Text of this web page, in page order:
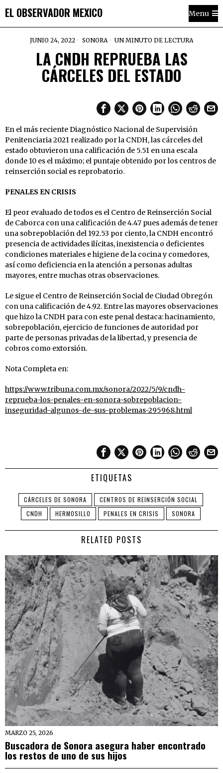
EL OBSERVADOR MEXICO Menu
JUNIO 24, 2022 SONORA UN MINUTO DE LECTURA
LA CNDH REPRUEBA LAS
CÁRCELES DEL ESTADO
En el más reciente Diagnóstico Nacional de Supervisión
Penitenciaria 2021 realizado por la CNDH, las cárceles del
estado obtuvieron una calificación de 5.51 en una escala
donde 10 es el máximo; el puntaje obtenido por los centros de
reinserción social es reprobatorio.
PENALES EN CRISIS
El peor evaluado de todos es el Centro de Reinserción Social
de Caborca con una calificación de 4.47 pues además de tener
una sobrepoblación del 192.53 por ciento, la CNDH encontró
presencia de actividades ilícitas, inexistencia o deficientes
condiciones materiales e higiene de la cocina y comedores,
así como deficiencia en la atención a personas adultas
mayores, entre muchas otras observaciones.
Le sigue el Centro de Reinserción Social de Ciudad Obregón
con una calificación de 4.92. Entre las mayores observaciones
que hizo la CNDH para con este penal destaca: hacinamiento,
sobrepoblación, ejercicio de funciones de autoridad por
parte de personas privadas de la libertad, y presencia de
cobros como extorsión.
Nota Completa en:
https://www.tribuna.com.mx/sonora/2022/5/9/cndh-
reprueba-los-penales-en-sonora-sobrepoblacion-
inseguridad-algunos-de-sus-problemas-295968.html
ETIQUETAS
CÁRCELES DE SONORA
CENTROS DE REINSERCIÓN SOCIAL
CNDH
HERMOSILLO PENALES EN CRISIS SONORA
RELATED POSTS
MARZO 25, 2026
Buscadora de Sonora asegura haber encontrado
los restos de uno de sus hijos